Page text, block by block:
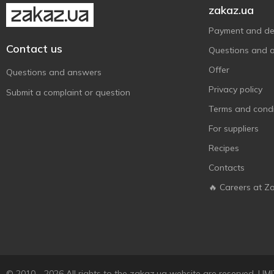
М'ясокомбінат
Самобранка
Сма!кусь
Український
Contact us
Questions and answers
Submit a complaint or question
zakaz.ua
Payment and
Questions and
Offer
Privacy policy
Terms and
For suppliers
Recipes
Contacts
🔥 Careers at